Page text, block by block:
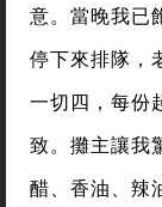
意。當晚我已
停下來排隊，
一切四，每份
致。攤主讓我
醋、香油、辣